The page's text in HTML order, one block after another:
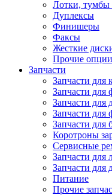
Лотки, тумбы
Дуплексы
Финишеры
Факсы
Жесткие
Прочие опции
Запчасти
Запчасти для
Запчасти для
Запчасти для
Запчасти для
Запчасти для
Коротроны
Сервисные
Запчасти для
Запчасти для
Питание
Прочие